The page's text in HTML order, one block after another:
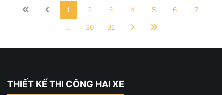
1 2 3 4 5 6
7
...
30 31
THIẾT KẾ THI CÔNG HAI XE